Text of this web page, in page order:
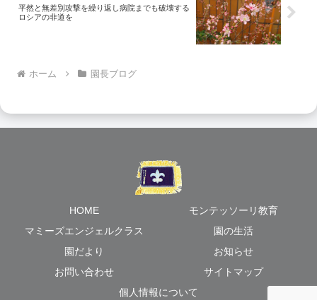
平然と無差別攻撃を繰り返し病院までも破壊する
ロシアの非道を
ホーム 園長ブログ
HOME
モンテッソーリ教育
マミーズエンジェルクラス
園の生活
園だより
お知らせ
お問い合わせ
サイトマップ
個人情報について